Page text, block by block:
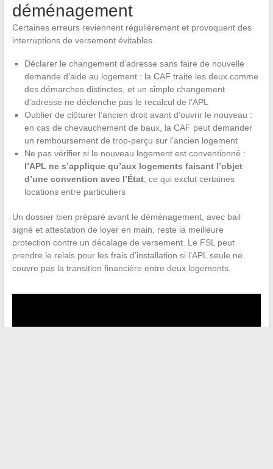
déménagement
Certaines erreurs reviennent régulièrement et provoquent des
interruptions de versement évitables.
Déclarer le changement d’adresse sans faire de nouvelle
demande d’aide au logement : la CAF traite les deux comme
des démarches distinctes, et un simple changement
d’adresse ne déclenche pas le recalcul de l’APL
Oublier de clôturer l’ancien droit avant d’ouvrir le nouveau :
en cas de chevauchement de baux, la CAF peut demander
un remboursement de trop-perçu sur l’ancien logement
Ne pas vérifier si le nouveau logement est conventionné :
l’APL ne s’applique qu’aux logements faisant l’objet
d’une convention avec l’État, ce qui exclut certaines
locations entre particuliers
Un dossier bien préparé avant le déménagement, avec bail
signé et attestation de loyer en main, reste la meilleure
protection contre un décalage de versement. Le FSL peut
prendre le relais pour les frais d’installation si l’APL seule ne
couvre pas la transition financière entre deux logements.